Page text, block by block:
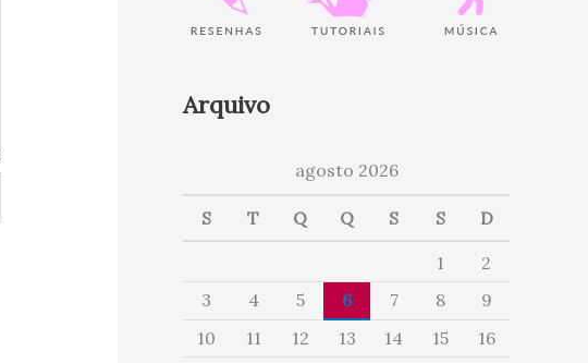
Arquivo
agosto 2026
S T Q Q S S D
1
2
3
4 5 6 7 8
9
10
11 12 13 14 15
16